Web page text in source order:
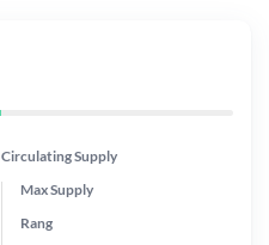
Circulating Supply
Max Supply
Rang